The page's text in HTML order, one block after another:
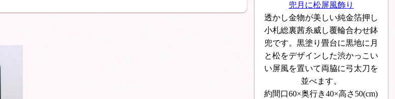
兜月に松屏風飾り
透かし金物が美しい純金箔押し
小札総裏茜糸威し覆輪合わせ鉢
兜です。黒塗り畳台に黒地に月
と松をデザインした渋かっこい
い屏風を置いて両脇に弓太刀を
並べます。
約間口60×奥行き40×高さ50(cm)